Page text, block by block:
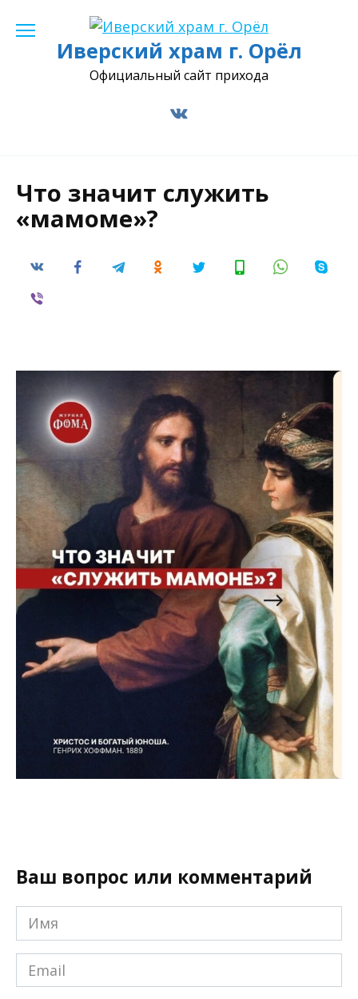
содержаниюИверский храм г. Орёл
Официальный сайт прихода
Что значит служить
«мамоме»?
Ваш вопрос или комментарий
Имя
*
Email
*